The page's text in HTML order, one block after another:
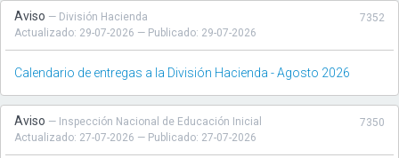
7352
Aviso — División Hacienda
Actualizado: 29-07-2026 — Publicado: 29-07-2026
Calendario de entregas a la División Hacienda - Agosto 2026
7350
Aviso — Inspección Nacional de Educación Inicial
Actualizado: 27-07-2026 — Publicado: 27-07-2026